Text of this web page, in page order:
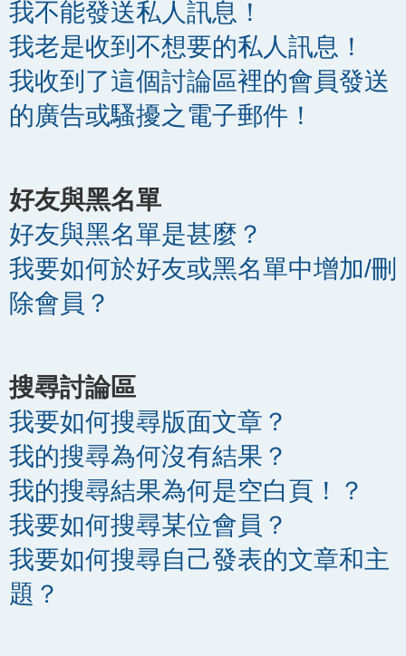
我不能發送私人訊息！
我老是收到不想要的私人訊息！
我收到了這個討論區裡的會員發送
的廣告或騷擾之電子郵件！
好友與黑名單
好友與黑名單是甚麼？
我要如何於好友或黑名單中增加/刪
除會員？
搜尋討論區
我要如何搜尋版面文章？
我的搜尋為何沒有結果？
我的搜尋結果為何是空白頁！？
我要如何搜尋某位會員？
我要如何搜尋自己發表的文章和主
題？